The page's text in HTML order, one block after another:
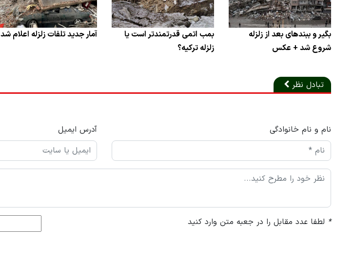
بگیر و ببندهای بعد از زلزله
شروع شد + عکس
بمب اتمی قدرتمندتر است یا
زلزله ترکیه؟
آمار جدید تلفات زلزله اعلام شد
تبادل نظر
نام و نام خانوادگی آدرس ایمیل
* لطفا عدد مقابل را در جعبه متن وارد کنید